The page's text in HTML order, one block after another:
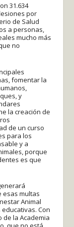
31.634
por
de Salud
a personas,
mucho más
no
fomentar la
y
la creación de
de un curso
para los
y a
porque
es que
esas multas
Animal
Con
de la Academia